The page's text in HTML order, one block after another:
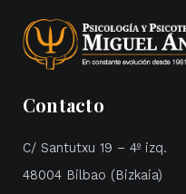
Contacto
C/ Santutxu 19 – 4º izq.
48004 Bilbao (Bizkaia)